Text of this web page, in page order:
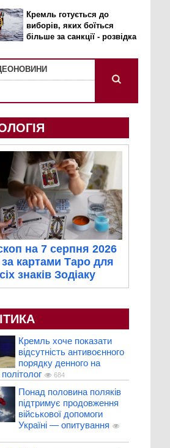
Кремль готується до
виборів, яких боїться
більше за санкції - розвідка
на 7 серпня 2026
за картами Таро для
знаків Зодіаку
Кремль хоче показати
відсутність антивоєнного
порядку денного на
684
Понад половина поляків
підтримує продовження
військової допомоги
Україні — опитування